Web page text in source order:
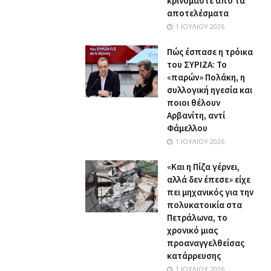
αποτελέσματα
1 ΙΟΥΛΊΟΥ 2026
Πώς έσπασε η τρόικα
του ΣΥΡΙΖΑ: Το
«παρών» Πολάκη, η
συλλογική ηγεσία και
ποιοι θέλουν
Αρβανίτη, αντί
Φάμελλου
1 ΙΟΥΛΊΟΥ 2026
«Και η Πίζα γέρνει,
αλλά δεν έπεσε» είχε
πει μηχανικός για την
πολυκατοικία στα
Πετράλωνα, το
χρονικό μιας
προαναγγελθείσας
κατάρρευσης
1 ΙΟΥΛΊΟΥ 2026